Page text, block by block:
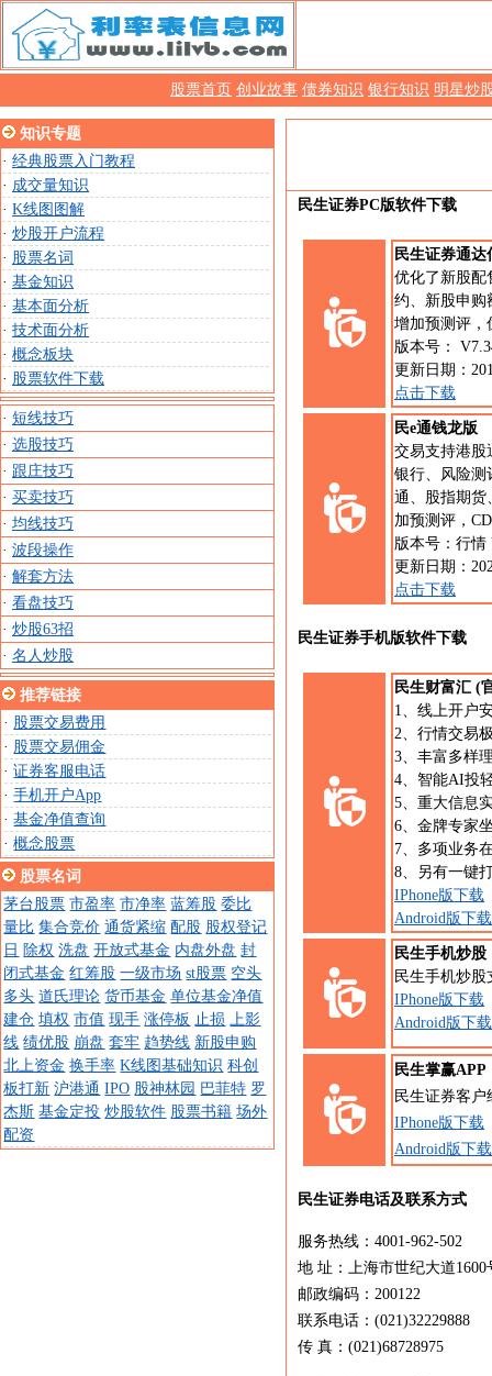
股票首页 创业故事 债券知识 银行知识 明星炒
知识专题
· 经典股票入门教程
· 成交量知识
· K线图图解
· 炒股开户流程
· 股票名词
· 基金知识
· 基本面分析
· 技术面分析
· 概念板块
· 股票软件下载
· 短线技巧
· 选股技巧
· 跟庄技巧
· 买卖技巧
· 均线技巧
· 波段操作
· 解套方法
· 看盘技巧
· 炒股63招
· 名人炒股
推荐链接
· 股票交易费用
· 股票交易佣金
·证券客服电话
·手机开户App
·基金净值查询
·概念股票
股票名词
茅台股票 市盈率 市净率 蓝筹股 委比
量比 集合竞价 通货紧缩 配股 股权登记
日 除权 洗盘 开放式基金 内盘外盘 封
闭式基金 红筹股 一级市场 st股票 空头
多头 道氏理论 货币基金 单位基金净值
建仓 填权 市值 现手 涨停板 止损 上影
线 绩优股 崩盘 套牢 趋势线 新股申购
北上资金 换手率 K线图基础知识 科创
板打新 沪港通 IPO 股神林园 巴菲特 罗
杰斯 基金定投 炒股软件 股票书籍 场外
配资
民生证券PC版软件下载
民生证券通
优化了新股配
约、新股申购
增加预测评，
版本号：
更新日期：
点击下载
民e通钱龙版
交易支持港股
银行、风险测
通、股指期货
加预测评，
版本号：行情
更新日期：
点击下载
民生证券手机版软件下载
民生财富汇 (
1、线上开户
2、行情交易
3、丰富多样
4、智能AI投
5、重大信息
6、金牌专家
7、多项业务
8、另有一键
IPhone版下载
Android版下载
民生手机炒股
民生手机炒
IPhone版下载
Android版下载
民生掌赢APP
民生证券客
IPhone版下载
Android版下载
民生证券电话及联系方式
服务热线：4001-962-502
地 址：上海市世纪大道1600
邮政编码：200122
联系电话：(021)32229888
传 真：(021)68728975